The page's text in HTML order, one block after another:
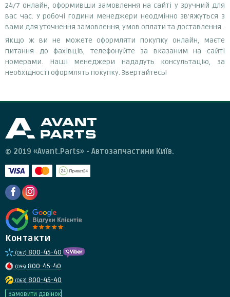
24/7 онлайн, оформивши замовлення на сайті у зручний для
вас час. У робочі години менеджери неодмінно зв'яжуться з
вами для уточнення замовлення, умов оплати та доставлення.
Якщо ж ви не можете оформляти покупку онлайн, маєте
питання до фахівців, телефонуйте за вказаним на сайті
номерами. Наші менеджери нададуть консультацію, за
необхідності оформлять покупку. Звертайтесь!
© 2019 «Avant.Parts» - Автозапчастини Київ.
Контакти
(067) 800-45-40
(095) 800-45-40
(063) 800-45-40
Замовити дзвінок